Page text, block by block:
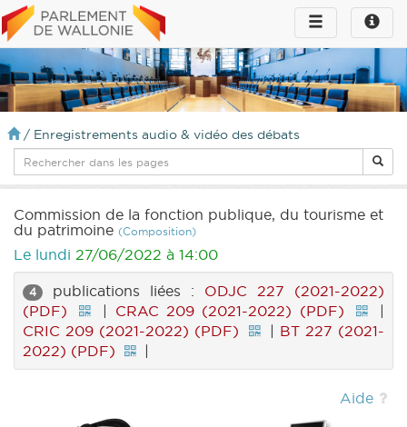
Toggle
infos
Toggle
navigation
/ Enregistrements audio & vidéo des débats
Commission de la fonction publique, du tourisme et
du patrimoine (Composition)
Le lundi 27/06/2022 à 14:00
4 publications liées : ODJC 227 (2021-2022)
(PDF)
| CRAC 209 (2021-2022) (PDF)
|
CRIC 209 (2021-2022) (PDF)
| BT 227 (2021-
2022) (PDF)
|
Aide